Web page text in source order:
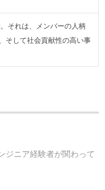
それは、メンバーの人柄
そして社会貢献性の高い事
ジニア経験者が関わって